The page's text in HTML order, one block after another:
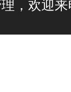
，欢迎